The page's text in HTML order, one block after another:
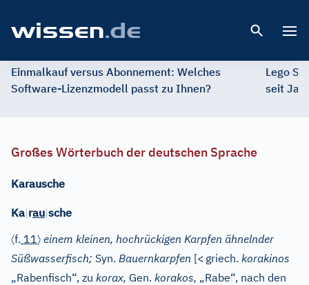
Einmalkauf versus Abonnement: Welches
Software-Lizenzmodell passt zu Ihnen?
Lego
seit
Großes Wörterbuch der deutschen Sprache
Karausche
Ka|rau|sche
〈f. 11〉 einem kleinen, hochrückigen Karpfen ähnelnder
Süßwasserfisch; Syn. Bauernkarpfen [< griech. korakinos
„Rabenfisch“, zu korax, Gen. korakos, „Rabe“, nach den